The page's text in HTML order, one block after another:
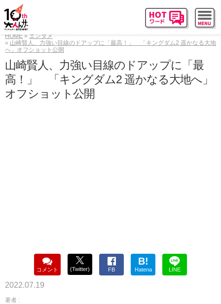
HOME
エンタメ
山崎賢人、力強い目線のドアップに「最高！」 「キングダム2 遥かなる大地
へ」オフショット公開
山崎賢人、力強い目線のドアップに「最
高！」 「キングダム2 遥かなる大地へ」
オフショット公開
コメント (Twitter) FB
B!
Hatena LINE
2022.07.19
著者 :